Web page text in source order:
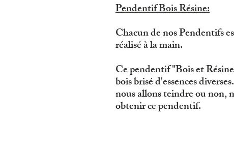
Pendentif Bois Résine:
Chacun de nos Pendentifs
réalisé à la main.
Ce pendentif "Bois et
bois brisé d'essences
nous allons teindre ou non,
obtenir ce pendentif.